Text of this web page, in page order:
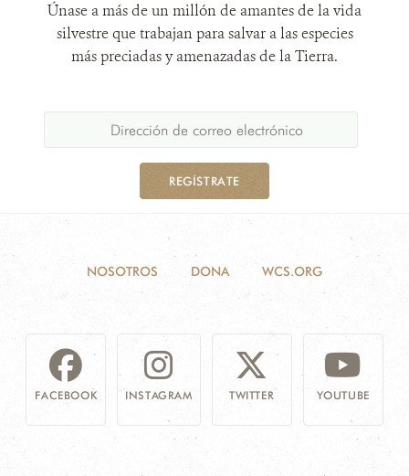
Únase a más de un millón de amantes de la vida
silvestre que trabajan para salvar a las especies
más preciadas y amenazadas de la Tierra.
REGÍSTRATE
NOSOTROS DONA WCS.ORG
FACEBOOK INSTAGRAM TWITTER YOUTUBE